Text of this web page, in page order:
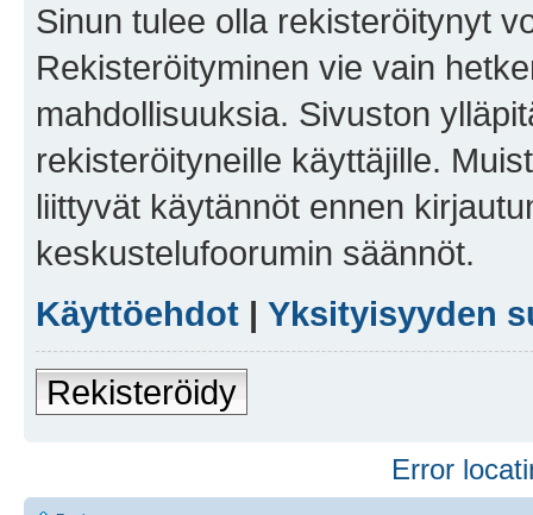
Sinun tulee olla rekisteröitynyt
Rekisteröityminen vie vain
mahdollisuuksia. Sivuston
rekisteröityneille käyttäjille.
liittyvät käytännöt ennen
keskustelufoorumin säännöt.
Käyttöehdot | Yksityisyyden
Rekisteröidy
Error